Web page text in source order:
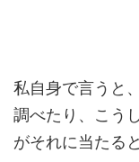
私自身で言うと
調べたり、こう
がそれに当たる